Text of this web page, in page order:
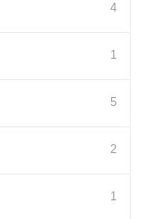
4
1
5
2
1